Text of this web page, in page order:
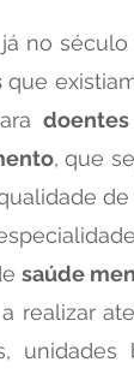
no
que
, que
de
saúde
realizar